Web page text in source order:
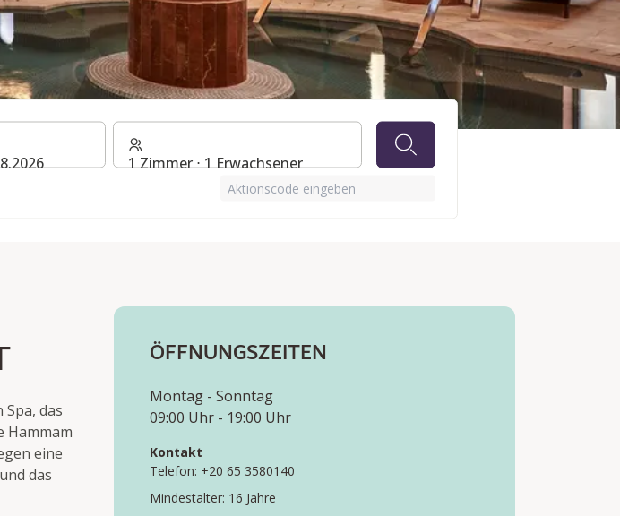
GOLF RESORT
1 Zimmer ⋅ 1 Erwachsener
Aktionscode eingeben
das
Hammam
eine
das
ÖFFNUNGSZEITEN
Montag - Sonntag
09:00 Uhr - 19:00 Uhr
Kontakt
Telefon: +20 65 3580140
Mindestalter: 16 Jahre